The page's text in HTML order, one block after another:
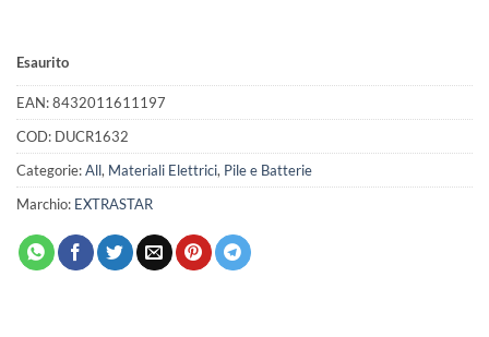
Esaurito
EAN:8432011611197
COD: DUCR1632
Categorie:All, Materiali Elettrici, Pile e Batterie
Marchio: EXTRASTAR